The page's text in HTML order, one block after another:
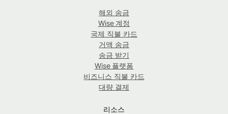
해외 송금
Wise 계정
국제 직불 카드
거액 송금
송금 받기
Wise 플랫폼
비즈니스 직불 카드
대량 결제
리소스